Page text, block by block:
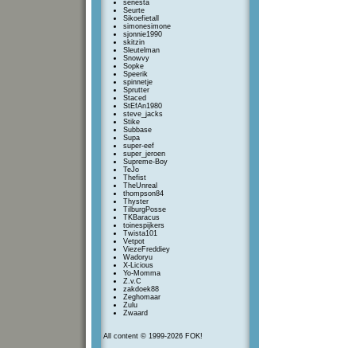
senesta
Seurte
Sikoefietall
simonesimone
sjonnie1990
skitzin
Sleutelman
Snowvy
Sopke
Speerik
spinnetje
Sprutter
Staced
StEfAn1980
steve_jacks
Stike
Subbase
Supa
super-eef
super_jeroen
Supreme-Boy
TeJo
Thefist
TheUnreal
thompson84
Thyster
TilburgPosse
TKBaracus
toinespijkers
Twista101
Vetpot
ViezeFreddiey
Wadoryu
X-Licious
Yo-Momma
Z.v.C
zakdoek88
Zeghomaar
Zulu
Zwaard
All content © 1999-2026 FOK!